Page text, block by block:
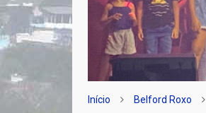
Início Belford Roxo